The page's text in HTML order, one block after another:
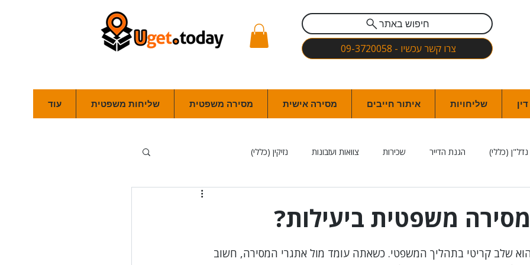
חיפוש באתר
צרו קשר עכשיו - 09-3720058
שליחויות איתור חייבים מסירה אישית מסירה משפטית שליחות משפטית עוד
נדל"ן (כללי) הגנת הדייר שכירות צוואות ועזבונות נזיקין (כללי)
מכרזים
משפטית ביעילות?
שלב קריטי בתהליך המשפטי. כשאתה עומד מול אתגרי המסירה, חשוב